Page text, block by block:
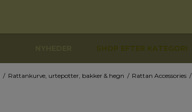
SHOP EFTER KATEGORI
/ Rattankurve, urtepotter, bakker & hegn / Rattan Accessories /